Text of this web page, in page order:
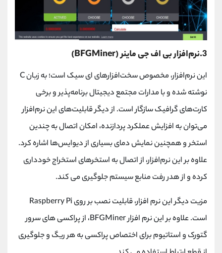
3.نرم‌افزار بی اف جی ماینر (BFGMiner)
این نرم‌افزار، مخصوص سخت‌افزارهای ای سیک است؛ به زبان C
نوشته شده و با مدارات مجتمع دیجیتال برنامه‌پذیر و برخی
کارت‌های گرافیک سازگار است. از دیگر قابلیت‌های این نرم‌افزار
می‌توان به افزایش عملکرد پردازنده، امکان اتصال به چندین
استخر و همچنین نمایش دمای بسیاری از دیوایس‌ها اشاره کرد.
علاوه بر این نرم‌افزار، از اتصال به استخرهای استخراج خودداری
کرده و از هدر رفت منابع سیستم جلوگیری می کند.
مزیت دیگر این نرم افزار، قابلیت نصب بر روی Raspberry Pi
است. علاوه بر این نرم افزار BFGMiner، از پراکسی های سرور
گتورک و استاتیوم برای اختصاص پراکسی به هر ریگ و جلوگیری